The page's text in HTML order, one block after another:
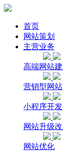
首页
网站策划
主营业务
高端网站
营销型网站
小程序开发
网站升级
网站优化